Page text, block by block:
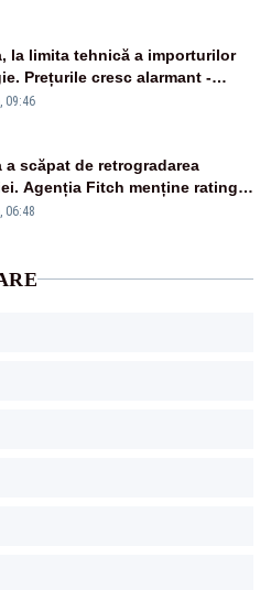
la limita tehnică a importurilor
Prețurile cresc alarmant -
Plus
09:46
a scăpat de retrogradarea
Agenția Fitch menține ratingul
perspectivă negativă
06:48